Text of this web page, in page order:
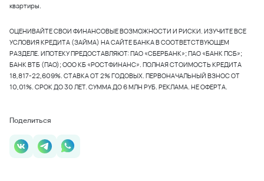
квартиры.
ОЦЕНИВАЙТЕ СВОИ ФИНАНСОВЫЕ ВОЗМОЖНОСТИ И РИСКИ. ИЗУЧИТЕ ВСЕ
УСЛОВИЯ КРЕДИТА (ЗАЙМА) НА САЙТЕ БАНКА В СООТВЕТСТВУЮЩЕМ
РАЗДЕЛЕ. ИПОТЕКУ ПРЕДОСТАВЛЯЮТ: ПАО «СБЕРБАНК»; ПАО «БАНК ПСБ»;
БАНК ВТБ (ПАО); ООО КБ «РОСТФИНАНС». ПОЛНАЯ СТОИМОСТЬ КРЕДИТА
18,817-22,609%. СТАВКА ОТ 2% ГОДОВЫХ. ПЕРВОНАЧАЛЬНЫЙ ВЗНОС ОТ
10,01%. СРОК ДО 30 ЛЕТ. СУММА ДО 6 МЛН РУБ. РЕКЛАМА. НЕ ОФЕРТА.
Поделиться